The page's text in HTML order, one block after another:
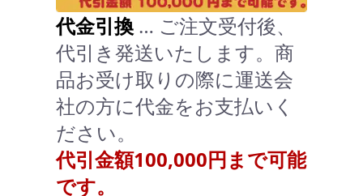
代金引換 … ご注文受付後、
代引き発送いたします。商
品お受け取りの際に運送会
社の方に代金をお支払いく
ださい。
代引金額100,000円まで可能
です。